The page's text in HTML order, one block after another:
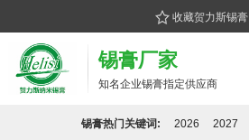
收藏贺力斯锡膏
锡膏厂家
知名企业锡膏指定供应商
锡膏热门关键词: 2026 2027